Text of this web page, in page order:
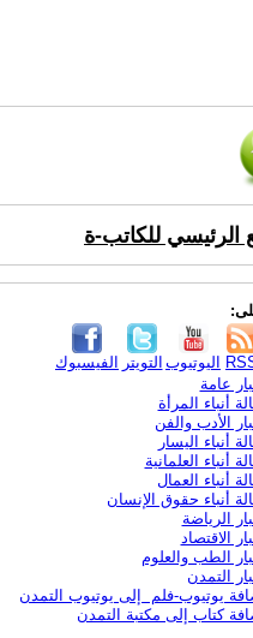
الرئيسي للكاتب-ة
الفيسبوك التويتر اليوتيوب
عامة
أنباء المرأة
الأدب والفن
أنباء اليسار
أنباء العلمانية
أنباء العمال
أنباء حقوق الإنسان
الرياضة
الاقتصاد
الطب والعلوم
التمدن
يوتيوب-فلم إلى يوتيوب التمدن
كتاب إلى مكتبة التمدن